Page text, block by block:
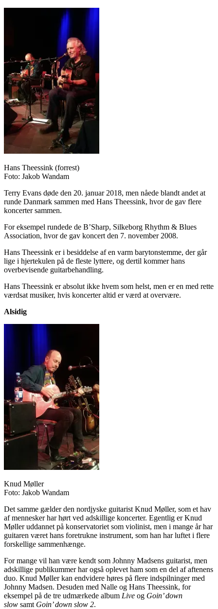
Hans Theessink (forrest)
Foto: Jakob Wandam
Terry Evans døde den 20. januar 2018, men nåede blandt andet at
runde Danmark sammen med Hans Theessink, hvor de gav flere
koncerter sammen.
For eksempel rundede de B’Sharp, Silkeborg Rhythm & Blues
Association, hvor de gav koncert den 7. november 2008.
Hans Theessink er i besiddelse af en varm barytonstemme, der går
lige i hjertekulen på de fleste lyttere, og dertil kommer hans
overbevisende guitarbehandling.
Hans Theessink er absolut ikke hvem som helst, men er en med rette
værdsat musiker, hvis koncerter altid er værd at overvære.
Alsidig
Knud Møller
Foto: Jakob Wandam
Det samme gælder den nordjyske guitarist Knud Møller, som et hav
af mennesker har hørt ved adskillige koncerter. Egentlig er Knud
Møller uddannet på konservatoriet som violinist, men i mange år har
guitaren været hans foretrukne instrument, som han har luftet i flere
forskellige sammenhænge.
For mange vil han være kendt som Johnny Madsens guitarist, men
adskillige publikummer har også oplevet ham som en del af aftenens
duo. Knud Møller kan endvidere høres på flere indspilninger med
Johnny Madsen. Desuden med Nalle og Hans Theessink, for
eksempel på de tre udmærkede album Live og Goin’ down
slow samt Goin’ down slow 2.